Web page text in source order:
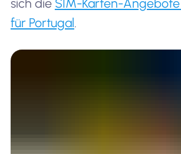
sich die SIM-Karten-
für Portugal .